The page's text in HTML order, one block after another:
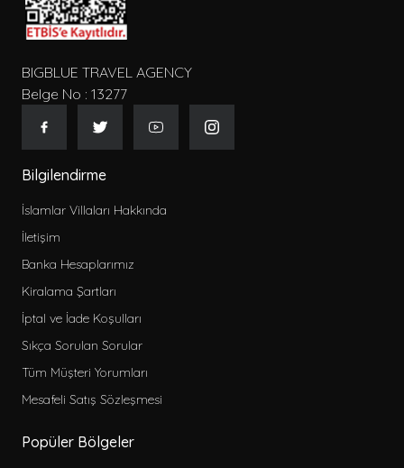
Tip
Gecelik Fiyat
Kategoriler
2026 Erken Rezervasyon Villa Kiralama
2026 Kiralık Villa
Kiralık Muhafazakar Villa
Balayı Villaları
Sitemize Özel Kiralık Villa
Çocuk Havuzlu Kiralık Villa
Deniz Manzaralı Kiralık Villa
BIGBLUE TRAVEL AGENCY
Belge No : 13277
Bilgilendirme
İslamlar Villaları Hakkında
İletişim
Banka Hesaplarımız
Kiralama Şartları
İptal ve İade Koşulları
Sıkça Sorulan Sorular
Tüm Müşteri Yorumları
Mesafeli Satış Sözleşmesi
Popüler Bölgeler